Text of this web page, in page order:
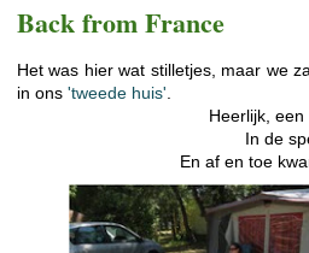
Back from France
Het was hier wat stilletjes, maar we
in ons 'tweede huis'
Heerlijk,
In de
En af en toe